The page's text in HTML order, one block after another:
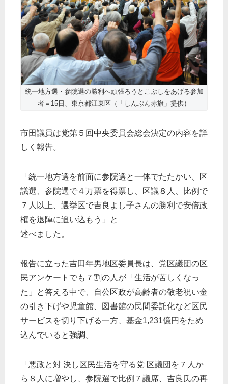
統一地方選・参院選の勝利へ頑張ろうとこぶしをあげる参加
者＝15日、東京都江東区（「しんぶん赤旗」提供）
市田議員は党第５回中央委員会総会決定の内容を詳
しく報告。
「統一地方選を前面に参院選と一体でたたかい、区
議選、参院選で４万票を得票し、区議８人、比例で
７人以上、選挙区で吉良よし子さんの勝利で安倍政
権を退陣に追い込もう」と
述べました。
報告に立った吉田年男地区委員長は、党区議団の区
民アンケートでも７割の人が「生活が苦しくなっ
た」と答える中で、自公区政が高齢者の敬老祝い金
の引き下げや児童館、図書館の民間委託化など区民
サービスを切り下げる一方、基金1,231億円をため
込んでいると強調。
「悪政と対 決し区民生活を守る党 区議団を７人か
ら８人に増やし、参院選で比例７議席、吉良氏の再